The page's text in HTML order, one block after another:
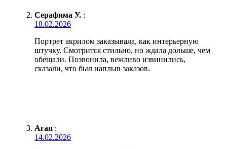
Серафима У. :
18.02.2026
Портрет акрилом заказывала, как интерьерную
штучку. Смотрится стильно, но ждала дольше, чем
обещали. Позвонила, вежливо извинились,
сказали, что был наплыв заказов.
Агап :
14.02.2026